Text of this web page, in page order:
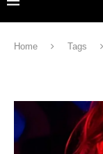
Home Tags